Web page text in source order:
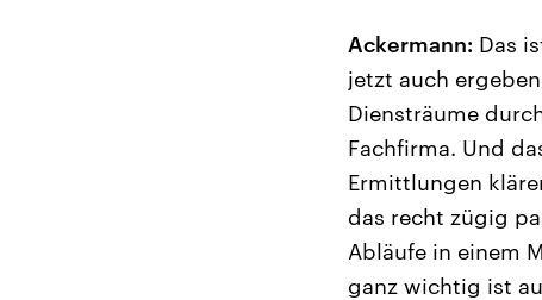
Ackermann: Das
jetzt auch
Diensträume
Fachfirma. Und
Ermittlungen
das recht zügig
Abläufe in einem
ganz wichtig ist